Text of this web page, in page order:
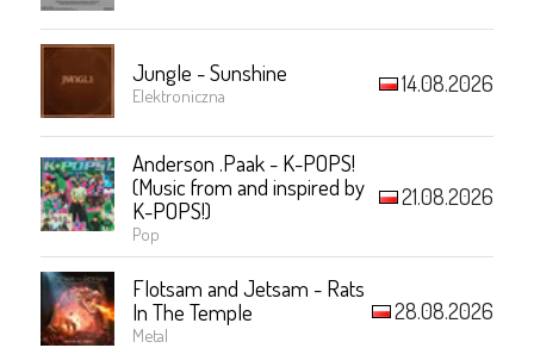
Jungle - Sunshine
Elektroniczna 14.08.2026
Anderson .Paak - K-POPS!
(Music from and inspired by
K-POPS!)
Pop
21.08.2026
Flotsam and Jetsam - Rats
In The Temple
Metal
28.08.2026